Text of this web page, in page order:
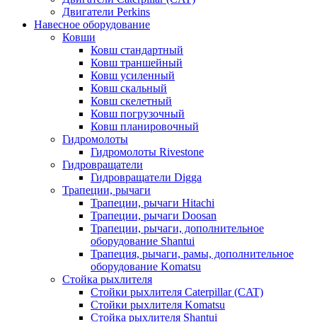
Двигатели Perkins
Навесное оборудование
Ковши
Ковш стандартный
Ковш траншейный
Ковш усиленный
Ковш скальный
Ковш скелетный
Ковш погрузочный
Ковш планировочный
Гидромолоты
Гидромолоты Rivestone
Гидровращатели
Гидровращатели Digga
Трапеции, рычаги
Трапеции, рычаги Hitachi
Трапеции, рычаги Doosan
Трапеции, рычаги, дополнительное
оборудование Shantui
Трапеция, рычаги, рамы, дополнительное
оборудование Komatsu
Стойка рыхлителя
Стойки рыхлителя Caterpillar (CAT)
Стойки рыхлителя Komatsu
Стойка рыхлителя Shantui